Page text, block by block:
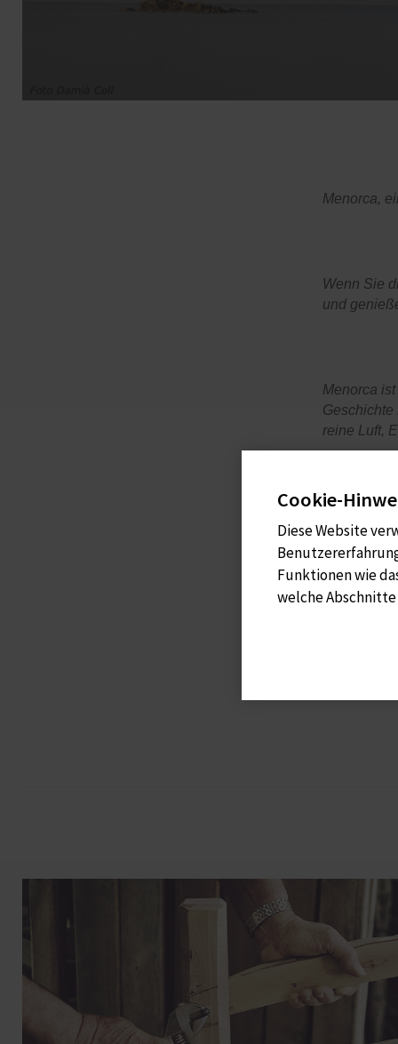
Menorca,
Wenn Sie
und
Menorca
Geschichte
reine Luft,
Pedro
Cookie-
Diese Website
Funktionen wie
welche